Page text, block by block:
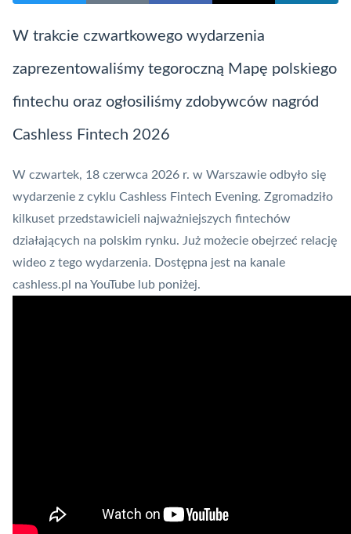
W trakcie czwartkowego wydarzenia
zaprezentowaliśmy tegoroczną Mapę polskiego
fintechu oraz ogłosiliśmy zdobywców nagród
Cashless Fintech 2026
W czwartek, 18 czerwca 2026 r. w Warszawie odbyło się
wydarzenie z cyklu Cashless Fintech Evening. Zgromadziło
kilkuset przedstawicieli najważniejszych fintechów
działających na polskim rynku. Już możecie obejrzeć relację
wideo z tego wydarzenia. Dostępna jest na kanale
cashless.pl na YouTube lub poniżej.